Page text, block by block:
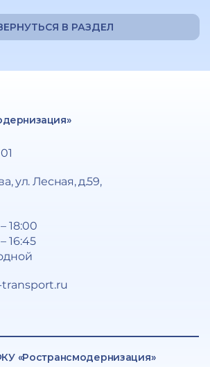
В РАЗДЕЛ
ул. Лесная, д.59,
18:00
16:45
«Ространсмодернизация»